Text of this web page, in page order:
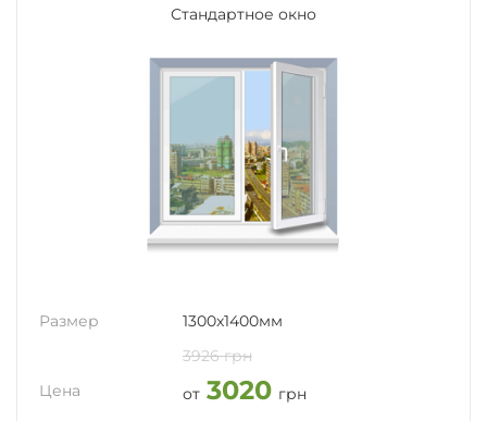
Стандартное окно
Размер
1300x1400мм
3926 грн
Цена
от 3020 грн